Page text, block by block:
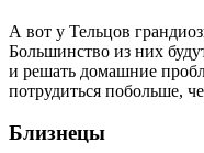
А вот у Тельцов
Большинство из них
и решать домашние
потрудиться побольше,
Близнецы